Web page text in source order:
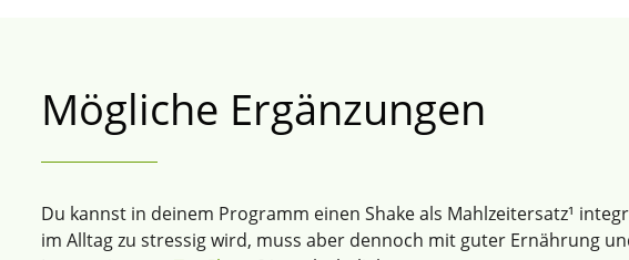
Mögliche Ergänzungen
Du kannst in deinem Programm einen Shake als Mahlzeitersatz¹
im Alltag zu stressig wird, muss aber dennoch mit guter Ernährung